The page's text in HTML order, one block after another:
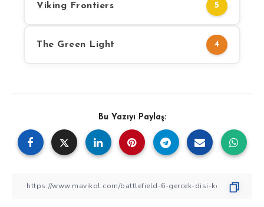
Viking Frontiers 5
The Green Light 4
Bu Yazıyı Paylaş: